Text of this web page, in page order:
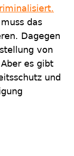
das
Dagegen
von
es gibt
und